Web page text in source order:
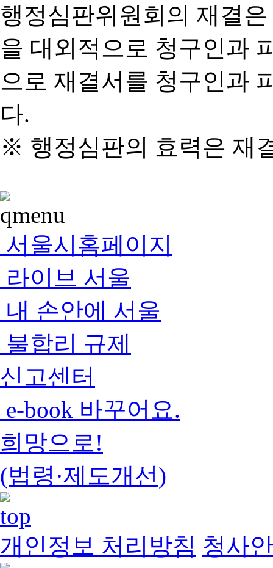
행정심판위원회의 재결
을 대외적으로 청구인과
으로 재결서를 청구인과
다.
※ 행정심판의 효력은 재
서울시홈페이지
라이브 서울
내 손안에 서울
불합리 규제
신고센터
e-book 바꾸어요.
희망으로!
(법령·제도개선)
개인정보 처리방침 청사